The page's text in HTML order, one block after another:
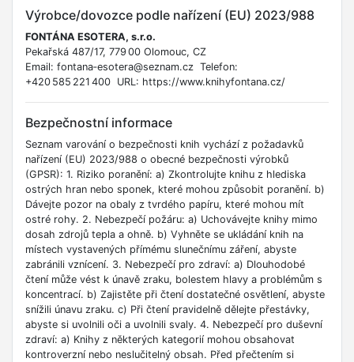
Výrobce/dovozce podle nařízení (EU) 2023/988
FONTÁNA ESOTERA, s.r.o.
Pekařská 487/17, 779 00 Olomouc, CZ
Email: fontana‑esotera@seznam.cz Telefon:
+420 585 221 400 URL: https://www.knihyfontana.cz/
Bezpečnostní informace
Seznam varování o bezpečnosti knih vychází z požadavků
nařízení (EU) 2023/988 o obecné bezpečnosti výrobků
(GPSR): 1. Riziko poranění: a) Zkontrolujte knihu z hlediska
ostrých hran nebo sponek, které mohou způsobit poranění. b)
Dávejte pozor na obaly z tvrdého papíru, které mohou mít
ostré rohy. 2. Nebezpečí požáru: a) Uchovávejte knihy mimo
dosah zdrojů tepla a ohně. b) Vyhněte se ukládání knih na
místech vystavených přímému slunečnímu záření, abyste
zabránili vznícení. 3. Nebezpečí pro zdraví: a) Dlouhodobé
čtení může vést k únavě zraku, bolestem hlavy a problémům s
koncentrací. b) Zajistěte při čtení dostatečné osvětlení, abyste
snížili únavu zraku. c) Při čtení pravidelně dělejte přestávky,
abyste si uvolnili oči a uvolnili svaly. 4. Nebezpečí pro duševní
zdraví: a) Knihy z některých kategorií mohou obsahovat
kontroverzní nebo neslučitelný obsah. Před přečtením si